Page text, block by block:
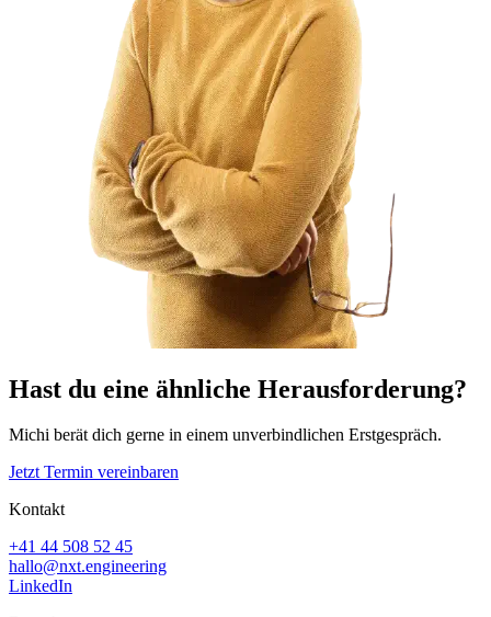
Hast du eine ähnliche Herausforderung?
Michi berät dich gerne in einem unverbindlichen Erstgespräch.
Jetzt Termin vereinbaren
Kontakt
+41 44 508 52 45
hallo@nxt.engineering
LinkedIn